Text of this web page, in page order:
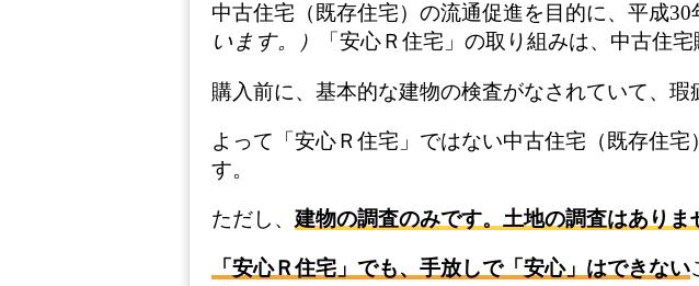
中古住宅（既存住宅）の流通促進を目的に、平成
います。）
「安心Ｒ住宅」の取り組みは、中古住
購入前に、基本的な建物の検査がなされていて、
よって「安心Ｒ住宅」ではない中古住宅（既存住
す。
ただし、 建物の調査のみです。土地の調査はありま
「安心Ｒ住宅」でも、手放しで「安心」はできない